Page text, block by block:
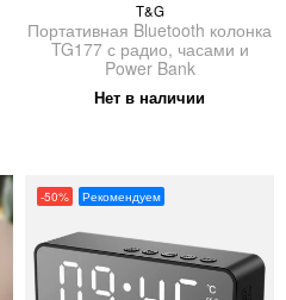
T&G
Портативная Bluetooth колонка
TG177 с радио, часами и
Power Bank
Нет в наличии
-50% Рекомендуем